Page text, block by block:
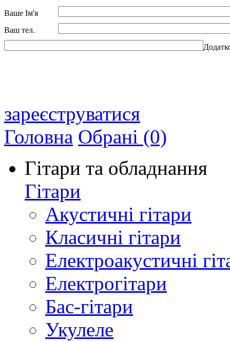
Ваше Ім'я
Ваш тел.
зареєструватися
Головна Обрані (0)
Гітари та обладнання
Гітари
Акустичні гітари
Класичні гітари
Електроакустичні
Електрогітари
Бас-гітари
Укулеле